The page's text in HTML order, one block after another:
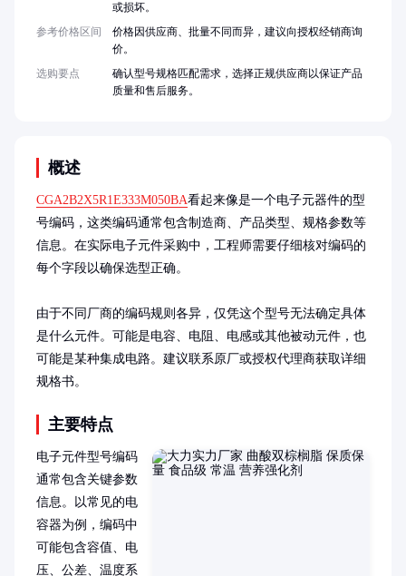
概述
CGA2B2X5R1E333M050BA看起来像是一个电子元器件的型
号编码，这类编码通常包含制造商、产品类型、规格参数等
信息。在实际电子元件采购中，工程师需要仔细核对编码的
每个字段以确保选型正确。
由于不同厂商的编码规则各异，仅凭这个型号无法确定具体
是什么元件。可能是电容、电阻、电感或其他被动元件，也
可能是某种集成电路。建议联系原厂或授权代理商获取详细
规格书。
主要特点
电子元件型号编码
通常包含关键参数
信息。以常见的电
容器为例，编码中
可能包含容值、电
压、公差、温度系
或损坏。
参考价格区间
价格因供应商、批量不同而异，建议向授权经销商询
价。
选购要点
确认型号规格匹配需求，选择正规供应商以保证产品
质量和售后服务。